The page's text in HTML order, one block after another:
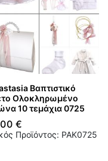
Βαπτιστικό
Ολοκληρωμένο
10 τεμάχια 0725
€
Προϊόντος: PAK0725